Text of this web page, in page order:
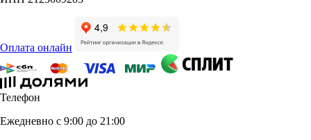
Софт мокко
Софт панакота
Темный анегри
Темный орех